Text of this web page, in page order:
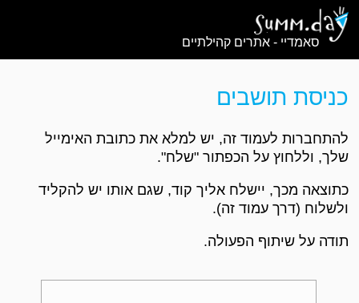
סאמדיי - אתרים קהילתיים
כניסת תושבים
להתחברות לעמוד זה, יש למלא את כתובת האימייל
שלך, וללחוץ על הכפתור "שלח".
כתוצאה מכך, יישלח אליך קוד, שגם אותו יש להקליד
ולשלוח (דרך עמוד זה).
תודה על שיתוף הפעולה.